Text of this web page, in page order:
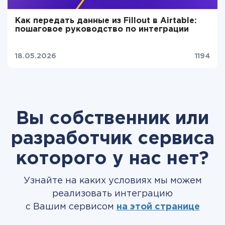
Как передать данные из Fillout в Airtable:
пошаговое руководство по интеграции
18.05.2026 1194
Вы собственник или
разработчик сервиса
которого у нас нет?
Узнайте на каких условиях мы можем
реализовать интеграцию
с Вашим сервисом на этой странице